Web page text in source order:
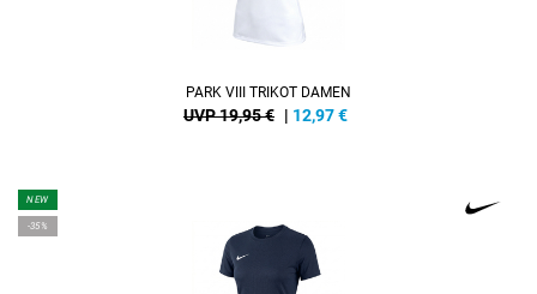
PARK VIII TRIKOT DAMEN
UVP 19,95 € | 12,97€
NEW
-35%